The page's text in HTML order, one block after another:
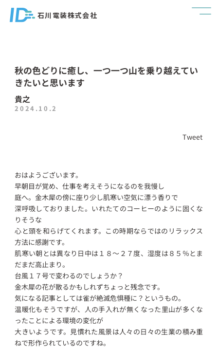
石川電装株式会社
秋の色どりに癒し、一つ一つ山を乗り越えてい
きたいと思います
貴之
2024.10.2
Tweet
おはようございます。
早朝目が覚め、仕事を考えそうになるのを我慢し
庭へ。金木犀の傍に座り少し肌寒い空気に漂う香りで
深呼吸しておりました。いれたてのコーヒーのように固くな
りそうな
心と頭を和らげてくれます。この時期ならではのリラックス
方法に感謝です。
肌寒い朝とは異なり日中は１８～２７度、湿度は８５％とま
だまだ高止まり。
台風１７号で変わるのでしょうか？
金木犀の花が散るかもしれずちょっと残念です。
気になる記事としては雀が絶滅危惧種に？というもの。
温暖化もそうですが、人の手入れが無くなった里山が多くな
ったことによる環境の変化が
大きいようです。見慣れた風景は人々の日々の生業の積み重
ねで形作られているのですね。